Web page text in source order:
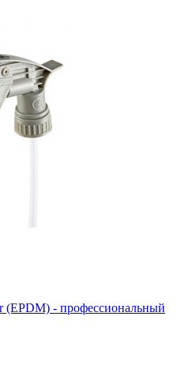
(EPDM) - профессиональный